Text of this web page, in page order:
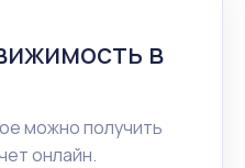
в
можно получить
онлайн.